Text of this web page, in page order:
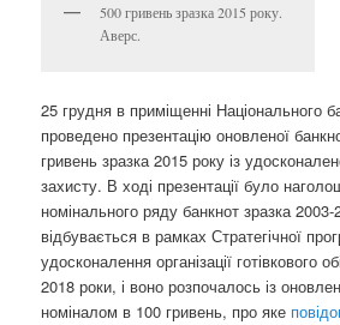
500 гривень зразка 2015 року.
Аверс.
25 грудня в приміщенні Національного
проведено презентацію оновленої
гривень зразка 2015 року із
захисту. В ході презентації було
номінального ряду банкнот зразка 2003-
відбувається в рамках Стратегічної
удосконалення організації готівкового
2018 роки, і воно розпочалось із
номіналом в 100 гривень, про яке